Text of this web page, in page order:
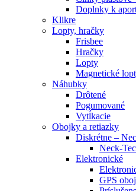
Doplnky k
Klikre
Lopty, hračky
Frisbee
Hračky
Lopty
Magnetické
Náhubky
Drôtené
Pogumované
Vytĺkacie
Obojky a retiazky
Diskrétne –
Neck-
Elektronické
GPS